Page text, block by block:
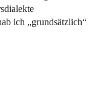
ich „grundsätzlich“